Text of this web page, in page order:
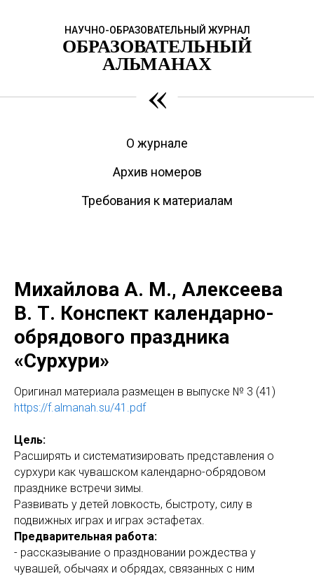
НАУЧНО-ОБРАЗОВАТЕЛЬНЫЙ ЖУРНАЛ
ОБРАЗОВАТЕЛЬНЫЙ
АЛЬМАНАХ
«
О журнале
Архив номеров
Требования к материалам
Михайлова А. М., Алексеева
В. Т. Конспект календарно-
обрядового праздника
«Сурхури»
Оригинал материала размещен в выпуске № 3 (41)
https://f.almanah.su/41.pdf
Цель:
Расширять и систематизировать представления о
сурхури как чувашском календарно-обрядовом
празднике встречи зимы.
Развивать у детей ловкость, быстроту, силу в
подвижных играх и играх эстафетах.
Предварительная работа:
- рассказывание о праздновании рождества у
чувашей, обычаях и обрядах, связанных с ним